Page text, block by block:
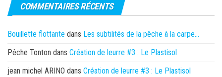
COMMENTAIRES RÉCENTS
Bouillette flottante dans Les subtilités de la pêche à la carpe…
Pêche Tonton dans Création de leurre #3 : Le Plastisol
jean michel ARINO dans Création de leurre #3 : Le Plastisol